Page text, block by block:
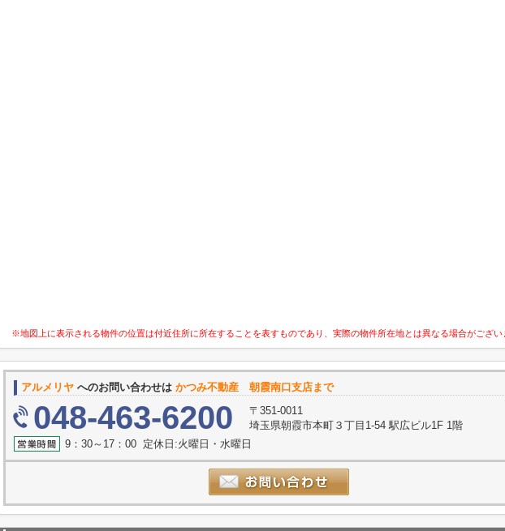
※地図上に表示される物件の位置は付近住所に所在することを表すものであり、実際の物件所在地とは異なる場合がござい
アルメリヤ へのお問い合わせは かつみ不動産 朝霞南口支店まで
048-463-6200
〒351-0011
埼玉県朝霞市本町３丁目1-54 駅広ビル1F 1階
9：30～17：00 定休日:火曜日・水曜日